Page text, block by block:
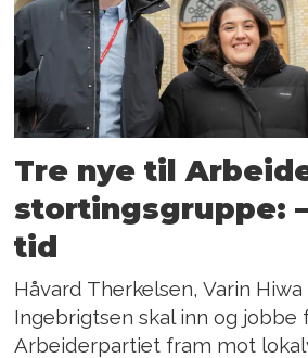
Tre nye til
stortings­gruppe:
tid
Håvard Therkelsen, Varin
Ingebrigtsen skal inn og jobbe
Arbeiderpartiet fram mot